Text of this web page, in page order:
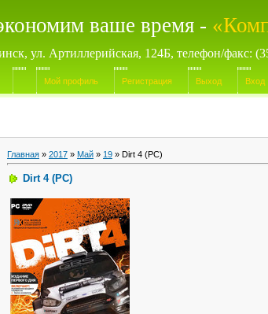
ваше время -
ул. Артиллерийская, 124Б, телефон/факс:
Мой профиль Регистрация Выход Вход
Главная » 2017 » Май » 19 » Dirt 4 (PC)
Dirt 4 (PC)